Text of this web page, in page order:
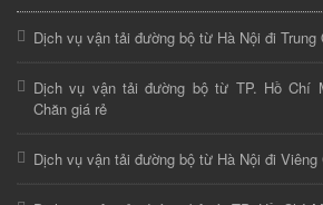
Dịch vụ vận tải đường bộ từ Hà Nội đi Trung
Dịch vụ vận tải đường bộ từ TP. Hồ Chí
Chăn giá rẻ
Dịch vụ vận tải đường bộ từ Hà Nội đi Viêng